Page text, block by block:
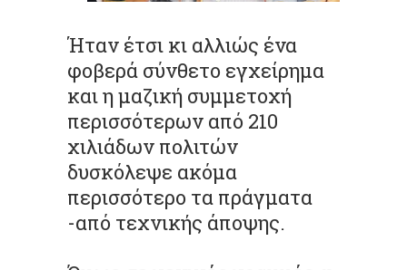
Ήταν έτσι κι αλλιώς ένα
φοβερά σύνθετο εγχείρημα
και η μαζική συμμετοχή
περισσότερων από 210
χιλιάδων πολιτών
δυσκόλεψε ακόμα
περισσότερο τα πράγματα
-από τεχνικής άποψης.